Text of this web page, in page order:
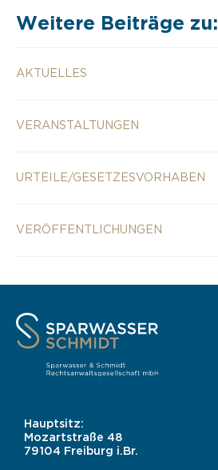
Weitere Beiträge zu:
AKTUELLES
VERANSTALTUNGEN
URTEILE/GESETZESVORHABEN
VERÖFFENTLICHUNGEN
Hauptsitz:
Mozartstraße 48
79104 Freiburg i.Br.